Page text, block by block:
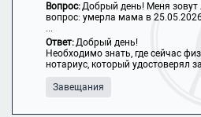
Вопрос:Добрый день! Меня
вопрос: умерла мама в
...
Ответ:Добрый день!
Необходимо знать, где сейчас
нотариус, который удостоверял
Завещания